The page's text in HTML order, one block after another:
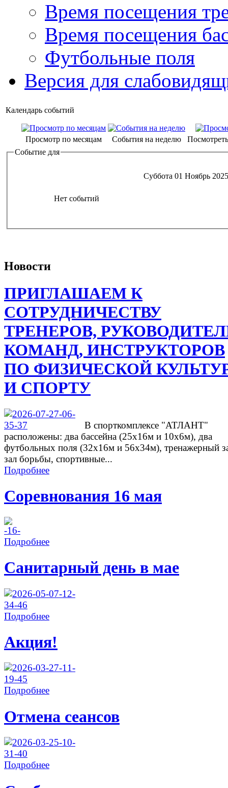
Время посещения
Время посещения
Футбольные поля
Версия для
Календарь событий
Просмотр по месяцам События на неделю
Событие для
Суббота 01 Ноябрь 2025
Нет событий
Новости
ПРИГЛАШАЕМ К
СОТРУДНИЧЕСТВУ
ТРЕНЕРОВ,
КОМАНД, ИНСТРУКТОРОВ
ПО ФИЗИЧЕСКОЙ
И СПОРТУ
В спорткомплексе "АТЛАНТ"
расположены: два бассейна (25х16м и 10х6м), два
футбольных поля (32х16м и 56х34м), тренажерный
зал борьбы, спортивные...
Подробнее
Соревнования 16 мая
Подробнее
Санитарный день в мае
Подробнее
Акция!
Подробнее
Отмена сеансов
Подробнее